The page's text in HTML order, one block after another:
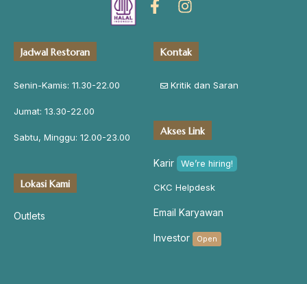
Jadwal Restoran
Senin-Kamis: 11.30-22.00
Jumat: 13.30-22.00
Sabtu, Minggu: 12.00-23.00
Lokasi Kami
Outlets
Kontak
Kritik dan Saran
Akses Link
Karir We’re hiring!
CKC Helpdesk
Email Karyawan
Investor Open